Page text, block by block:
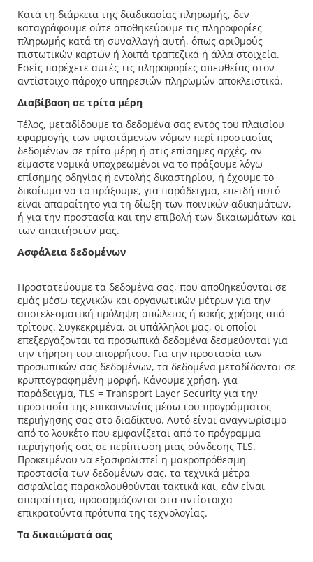
Κατά τη διάρκεια της διαδικασίας πληρωμής, δεν
καταγράφουμε ούτε αποθηκεύουμε τις πληροφορίες
πληρωμής κατά τη συναλλαγή αυτή, όπως αριθμούς
πιστωτικών καρτών ή λοιπά τραπεζικά ή άλλα στοιχεία.
Εσείς παρέχετε αυτές τις πληροφορίες απευθείας στον
αντίστοιχο πάροχο υπηρεσιών πληρωμών αποκλειστικά.
Διαβίβαση σε τρίτα μέρη
Τέλος, μεταδίδουμε τα δεδομένα σας εντός του πλαισίου
εφαρμογής των υφιστάμενων νόμων περί προστασίας
δεδομένων σε τρίτα μέρη ή στις επίσημες αρχές, αν
είμαστε νομικά υποχρεωμένοι να το πράξουμε λόγω
επίσημης οδηγίας ή εντολής δικαστηρίου, ή έχουμε το
δικαίωμα να το πράξουμε, για παράδειγμα, επειδή αυτό
είναι απαραίτητο για τη δίωξη των ποινικών αδικημάτων,
ή για την προστασία και την επιβολή των δικαιωμάτων και
των απαιτήσεών μας.
Ασφάλεια δεδομένων
Προστατεύουμε τα δεδομένα σας, που αποθηκεύονται σε
εμάς μέσω τεχνικών και οργανωτικών μέτρων για την
αποτελεσματική πρόληψη απώλειας ή κακής χρήσης από
τρίτους. Συγκεκριμένα, οι υπάλληλοι μας, οι οποίοι
επεξεργάζονται τα προσωπικά δεδομένα δεσμεύονται για
την τήρηση του απορρήτου. Για την προστασία των
προσωπικών σας δεδομένων, τα δεδομένα μεταδίδονται σε
κρυπτογραφημένη μορφή. Κάνουμε χρήση, για
παράδειγμα, TLS = Transport Layer Security για την
προστασία της επικοινωνίας μέσω του προγράμματος
περιήγησης σας στο διαδίκτυο. Αυτό είναι αναγνωρίσιμο
από το λουκέτο που εμφανίζεται από το πρόγραμμα
περιήγησής σας σε περίπτωση μιας σύνδεσης TLS.
Προκειμένου να εξασφαλιστεί η μακροπρόθεσμη
προστασία των δεδομένων σας, τα τεχνικά μέτρα
ασφαλείας παρακολουθούνται τακτικά και, εάν είναι
απαραίτητο, προσαρμόζονται στα αντίστοιχα
επικρατούντα πρότυπα της τεχνολογίας.
Τα δικαιώματά σας